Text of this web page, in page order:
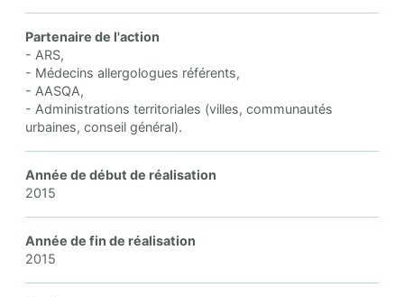
Partenaire de l'action
- ARS,
- Médecins allergologues référents,
- AASQA,
- Administrations territoriales (villes, communautés
urbaines, conseil général).
Année de début de réalisation
2015
Année de fin de réalisation
2015